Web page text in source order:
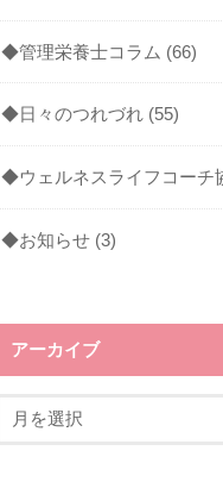
◆管理栄養士コラム (66)
◆日々のつれづれ (55)
◆ウェルネスライフコーチ
◆お知らせ (3)
アーカイブ